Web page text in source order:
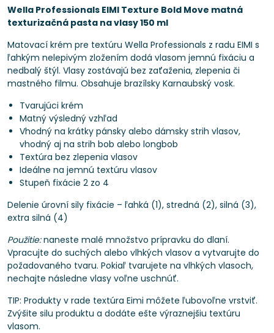
Wella Professionals EIMI Texture Bold Move matná
texturizačná pasta na vlasy 150 ml
Matovací krém pre textúru Wella Professionals z radu EIMI s
ľahkým nelepivým zložením dodá vlasom jemnú fixáciu a
nedbalý štýl. Vlasy zostávajú bez zaťaženia, zlepenia či
mastného filmu. Obsahuje brazílsky Karnaubský vosk.
Tvarujúci krém
Matný výsledný vzhľad
Vhodný na krátky pánsky alebo dámsky strih vlasov,
vhodný aj na strih bob alebo longbob
Textúra bez zlepenia vlasov
Ideálne na jemnú textúru vlasov
Stupeň fixácie 2 zo 4
Delenie úrovní sily fixácie – ľahká (1), stredná (2), silná (3),
extra silná (4)
Použitie:naneste malé množstvo prípravku do dlaní.
Vpracujte do suchých alebo vlhkých vlasov a vytvarujte do
požadovaného tvaru. Pokiaľ tvarujete na vlhkých vlasoch,
nechajte následne vlasy voľne uschnúť.
TIP: Produkty v rade textúra Eimi môžete ľubovoľne vrstviť.
Zvýšite silu produktu a dodáte ešte výraznejšiu textúru
vlasom.